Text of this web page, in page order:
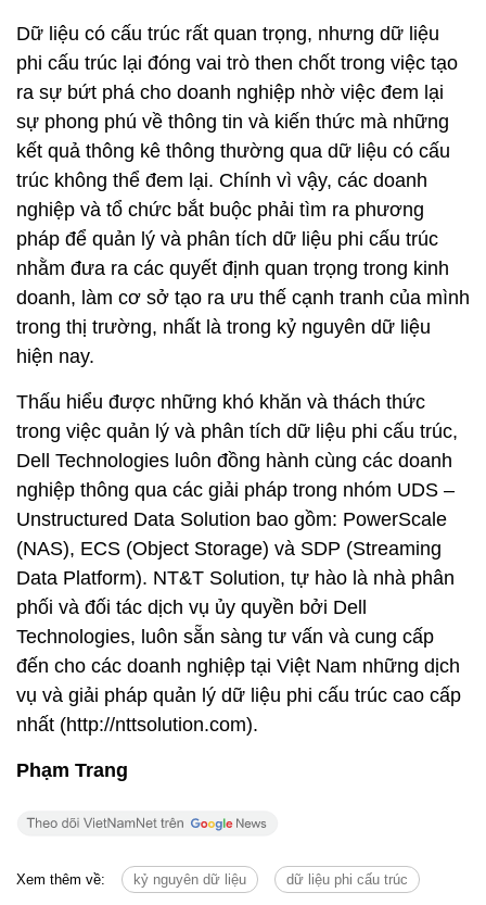
Dữ liệu có cấu trúc rất quan trọng, nhưng dữ liệu
phi cấu trúc lại đóng vai trò then chốt trong việc tạo
ra sự bứt phá cho doanh nghiệp nhờ việc đem lại
sự phong phú về thông tin và kiến thức mà những
kết quả thông kê thông thường qua dữ liệu có cấu
trúc không thể đem lại. Chính vì vậy, các doanh
nghiệp và tổ chức bắt buộc phải tìm ra phương
pháp để quản lý và phân tích dữ liệu phi cấu trúc
nhằm đưa ra các quyết định quan trọng trong kinh
doanh, làm cơ sở tạo ra ưu thế cạnh tranh của mình
trong thị trường, nhất là trong kỷ nguyên dữ liệu
hiện nay.
Thấu hiểu được những khó khăn và thách thức
trong việc quản lý và phân tích dữ liệu phi cấu trúc,
Dell Technologies luôn đồng hành cùng các doanh
nghiệp thông qua các giải pháp trong nhóm UDS –
Unstructured Data Solution bao gồm: PowerScale
(NAS), ECS (Object Storage) và SDP (Streaming
Data Platform). NT&T Solution, tự hào là nhà phân
phối và đối tác dịch vụ ủy quyền bởi Dell
Technologies, luôn sẵn sàng tư vấn và cung cấp
đến cho các doanh nghiệp tại Việt Nam những dịch
vụ và giải pháp quản lý dữ liệu phi cấu trúc cao cấp
nhất (http://nttsolution.com).
Phạm Trang
Xem thêm về: kỷ nguyên dữ liệu dữ liệu phi cấu trúc